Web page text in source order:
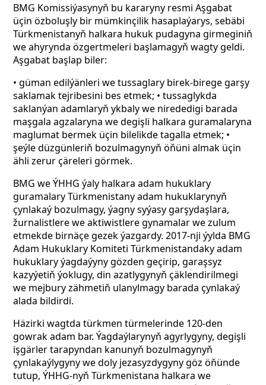
BMG Komissiýasynyň bu kararyny resmi Aşgabat
üçin özboluşly bir mümkinçilik hasaplaýarys, sebäbi
Türkmenistanyň halkara hukuk pudagyna girmeginiň
we ahyrynda özgertmeleri başlamagyň wagty geldi.
Aşgabat başlap biler:
• güman edilýänleri we tussaglary birek-birege garşy
saklamak tejribesini bes etmek; • tussaglykda
saklanýan adamlaryň ykbaly we nirededigi barada
maşgala agzalaryna we degişli halkara guramalaryna
maglumat bermek üçin bilelikde tagalla etmek; •
şeýle düzgünleriň bozulmagynyň öňüni almak üçin
ähli zerur çäreleri görmek.
BMG we ÝHHG ýaly halkara adam hukuklary
guramalary Türkmenistany adam hukuklarynyň
çynlakaý bozulmagy, ýagny syýasy garşydaşlara,
žurnalistlere we aktiwistlere gynamalar we zulum
etmekde birnäçe gezek ýazgardy. 2017-nji ýylda BMG
Adam Hukuklary Komiteti Türkmenistandaky adam
hukuklary ýagdaýyny gözden geçirip, garaşsyz
kazyýetiň ýoklugy, din azatlygynyň çäklendirilmegi
we mejbury zähmetiň ulanylmagy barada çynlakaý
alada bildirdi.
Häzirki wagtda türkmen türmelerinde 120-den
gowrak adam bar. Ýagdaýlarynyň agyrlygyny, degişli
işgärler tarapyndan kanunyň bozulmagynyň
çynlakaýlygyny we doly jezasyzdygyny göz öňünde
tutup, ÝHHG-nyň Türkmenistana halkara we